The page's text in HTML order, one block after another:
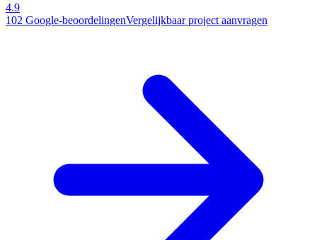
4.9
102 Google-beoordelingenVergelijkbaar project aanvragen